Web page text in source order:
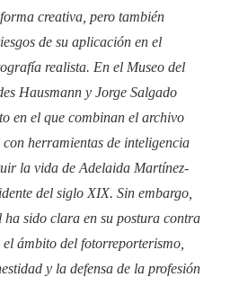
creativa, pero también
de su aplicación en el
realista. En el Museo del
Hausmann y Jorge Salgado
en el que combinan el archivo
herramientas de inteligencia
la vida de Adelaida Martínez-
del siglo XIX. Sin embargo,
ha sido clara en su postura contra
ámbito del fotorreporterismo,
y la defensa de la profesión